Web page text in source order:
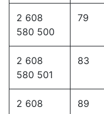
2 608
580 500
79
2 608
580 501
83
2 608
89